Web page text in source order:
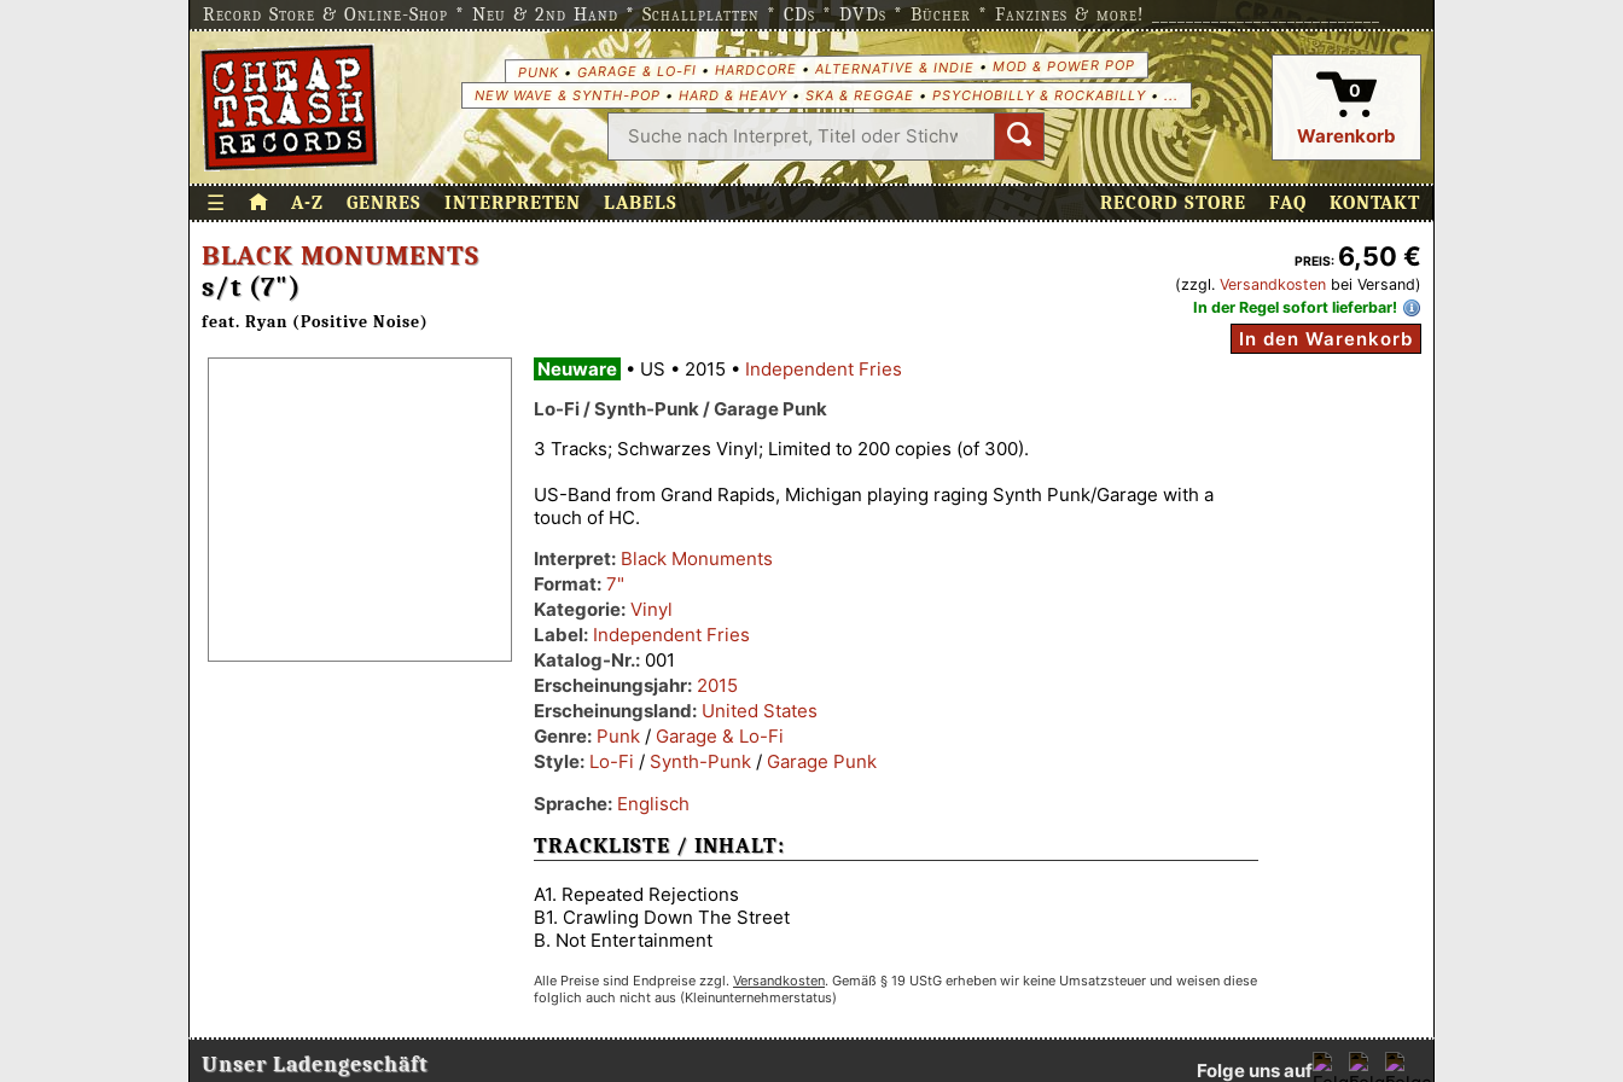
Record Store & Online-Shop * Neu & 2nd Hand * Schallplatten * CDs * DVDs * Bücher * Fanzines & more! ___________________________
PUNK• GARAGE & LO-FI • HARDCORE • ALTERNATIVE & INDIE • MOD & POWER POP
NEW WAVE & SYNTH-POP • HARD & HEAVY• SKA & REGGAE • PSYCHOBILLY & ROCKABILLY• ... 0
Warenkorb
☰ A-Z GENRES INTERPRETEN LABELS RECORD STORE FAQ KONTAKT
PREIS: 6,50 €
(zzgl. Versandkosten bei Versand)
In der Regel sofort lieferbar!
In den Warenkorb
BLACK MONUMENTS
s/t (7")
feat. Ryan (Positive Noise)
Neuware • US • 2015 • Independent Fries
Lo-Fi / Synth-Punk / Garage Punk
3 Tracks; Schwarzes Vinyl; Limited to 200 copies (of 300).
US-Band from Grand Rapids, Michigan playing raging Synth Punk/Garage with a
touch of HC.
Interpret: Black Monuments
Format: 7"
Kategorie: Vinyl
Label: Independent Fries
Katalog-Nr.: 001
Erscheinungsjahr: 2015
Erscheinungsland: United States
Genre: Punk / Garage & Lo-Fi
Style: Lo-Fi / Synth-Punk / Garage Punk
Sprache: Englisch
TRACKLISTE / INHALT:
A1. Repeated Rejections
B1. Crawling Down The Street
B. Not Entertainment
Alle Preise sind Endpreise zzgl. Versandkosten. Gemäß § 19 UStG erheben wir keine Umsatzsteuer und weisen diese
folglich auch nicht aus (Kleinunternehmerstatus)
Unser Ladengeschäft Folge uns auf